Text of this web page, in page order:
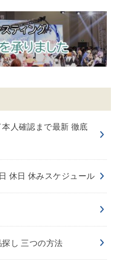
人確認まで最新 徹底
休日 休みスケジュール
し 三つの方法